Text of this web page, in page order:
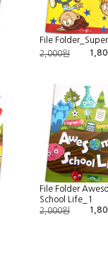
File
2,000원
File Folder
School Life_1
2,000원